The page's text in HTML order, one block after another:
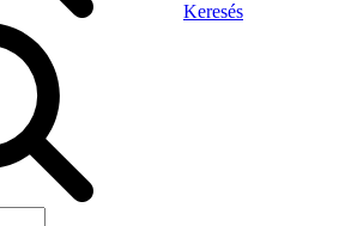
Keresés